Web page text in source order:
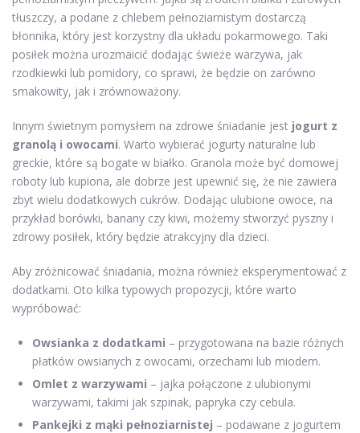
tłuszczy, a podane z chlebem pełnoziarnistym dostarczą
błonnika, który jest korzystny dla układu pokarmowego. Taki
posiłek można urozmaicić dodając świeże warzywa, jak
rzodkiewki lub pomidory, co sprawi, że będzie on zarówno
smakowity, jak i zrównoważony.
Innym świetnym pomysłem na zdrowe śniadanie jest jogurt z
granolą i owocami. Warto wybierać jogurty naturalne lub
greckie, które są bogate w białko. Granola może być domowej
roboty lub kupiona, ale dobrze jest upewnić się, że nie zawiera
zbyt wielu dodatkowych cukrów. Dodając ulubione owoce, na
przykład borówki, banany czy kiwi, możemy stworzyć pyszny i
zdrowy posiłek, który będzie atrakcyjny dla dzieci.
Aby zróżnicować śniadania, można również eksperymentować z
dodatkami. Oto kilka typowych propozycji, które warto
wypróbować:
Owsianka z dodatkami – przygotowana na bazie różnych
płatków owsianych z owocami, orzechami lub miodem.
Omlet z warzywami – jajka połączone z ulubionymi
warzywami, takimi jak szpinak, papryka czy cebula.
Pankejki z mąki pełnoziarnistej – podawane z jogurtem